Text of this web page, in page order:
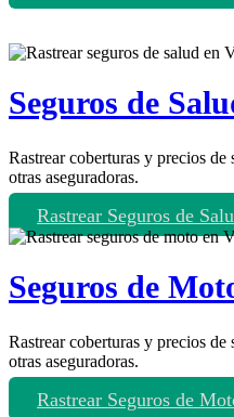
Seguros de
Rastrear coberturas y precios
otras aseguradoras.
Rastrear Seguros de
Seguros de
Rastrear coberturas y precios
otras aseguradoras.
Rastrear Seguros de